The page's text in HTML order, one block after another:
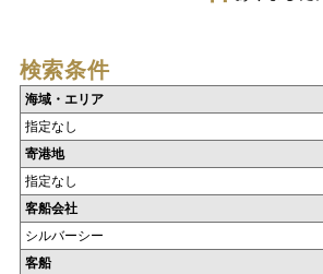
検索条件
海域・エリア
指定なし
寄港地
指定なし
客船会社
シルバーシー
客船